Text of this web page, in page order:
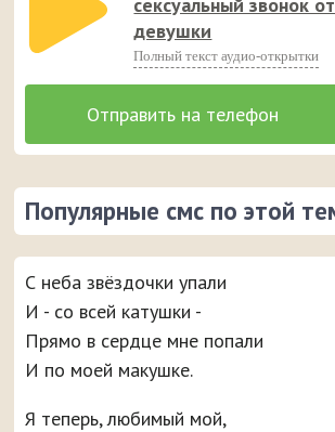
девушки
Полный текст аудио-открытки
Популярные смс по этой
С неба звёздочки упали
И - со всей катушки -
Прямо в сердце мне попали
И по моей макушке.
Я теперь, любимый мой,